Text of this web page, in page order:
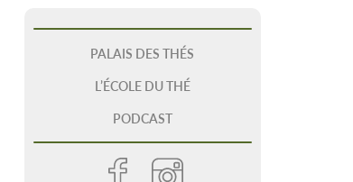
PALAIS DES THÉS
L’ÉCOLE DU THÉ
PODCAST